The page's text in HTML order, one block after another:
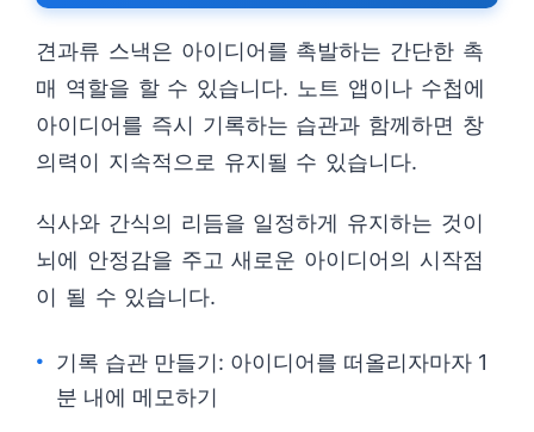
견과류 스낵은 아이디어를 촉발하는 간단한 촉
매 역할을 할 수 있습니다. 노트 앱이나 수첩에
아이디어를 즉시 기록하는 습관과 함께하면 창
의력이 지속적으로 유지될 수 있습니다.
식사와 간식의 리듬을 일정하게 유지하는 것이
뇌에 안정감을 주고 새로운 아이디어의 시작점
이 될 수 있습니다.
기록 습관 만들기: 아이디어를 떠올리자마자 1
분 내에 메모하기